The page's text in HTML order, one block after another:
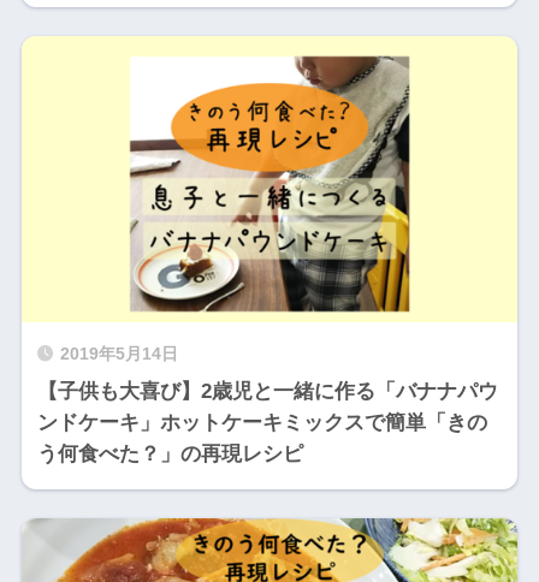
2019年5月14日
【子供も大喜び】2歳児と一緒に作る「バナナパウ
ンドケーキ」ホットケーキミックスで簡単「きの
う何食べた？」の再現レシピ